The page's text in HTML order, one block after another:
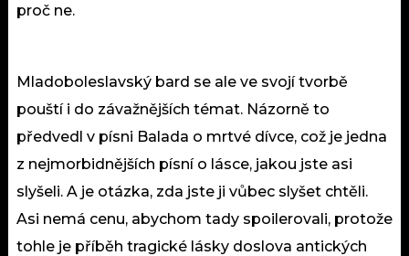
proč ne.
Mladoboleslavský bard se ale ve svojí tvorbě
pouští i do závažnějších témat. Názorně to
předvedl v písni Balada o mrtvé dívce, což je jedna
z nejmorbidnějších písní o lásce, jakou jste asi
slyšeli. A je otázka, zda jste ji vůbec slyšet chtěli.
Asi nemá cenu, abychom tady spoilerovali, protože
tohle je příběh tragické lásky doslova antických